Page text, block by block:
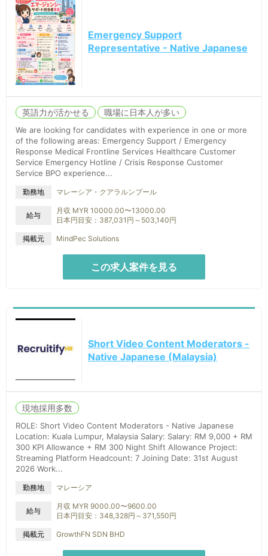
Emergency Support
Representative - Native Japanese
英語力が活かせる 職場に日本人が多い
We are looking for candidates with experience in one or more
of the following areas: Emergency Support / Emergency
Response Medical Frontline Services Healthcare Customer
Service Emergency Hotline / Crisis Response Customer
Service BPO experience...
勤務地 マレーシア・クアラルンプール
給与
月収 MYR 10000.00〜13000.00
日本円目安：387,031円～503,140円
掲載元 MindPec Solutions
この求人案件を見る
Short Video Content Moderators -
Native Japanese (Malaysia)
現地採用多数
ROLE: Short Video Content Moderators - Native Japanese
Location: Kuala Lumpur, Malaysia Salary: Salary: RM 9,000 + RM
300 KPI Allowance + RM 300 Night Shift Allowance Project:
Streaming Platform Headcount: 7 Joining Date: 31st August
2026 Work...
勤務地 マレーシア
給与
月収 MYR 9000.00〜9600.00
日本円目安：348,328円～371,550円
掲載元 GrowthFN SDN BHD